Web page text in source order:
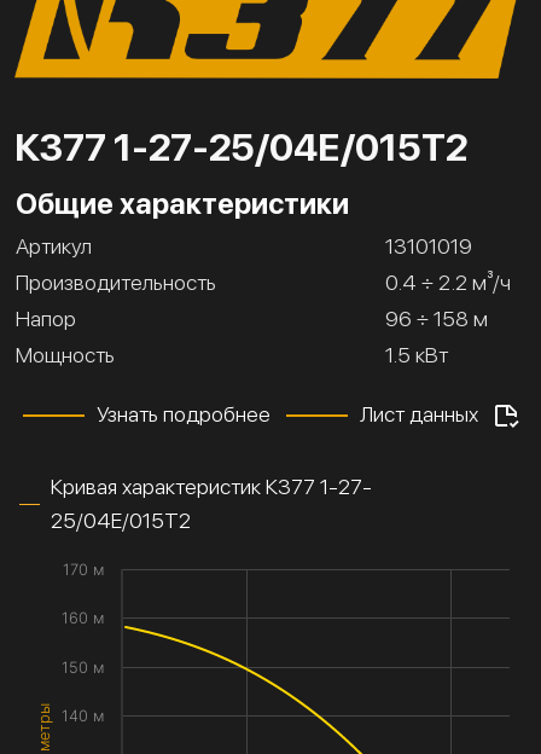
К377 1-27-25/04Е/015Т2
Общие характеристики
Артикул
13101019
Производительность
0.4 ÷ 2.2 м³/ч
Напор
96 ÷ 158 м
Мощность
1.5 кВт
Узнать подробнее Лист данных
Кривая характеристик К377 1-27-
25/04Е/015Т2
140 м
150 м
160 м
170 м